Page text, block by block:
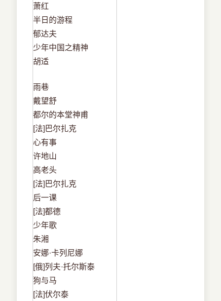
萧红
半日的游程
郁达夫
少年中国之精神
胡适
雨巷
戴望舒
都尔的本堂神甫
[法]巴尔扎克
心有事
许地山
高老头
[法]巴尔扎克
后一课
[法]都德
少年歌
朱湘
安娜·卡列尼娜
[俄]列夫·托尔斯泰
狗与马
[法]伏尔泰